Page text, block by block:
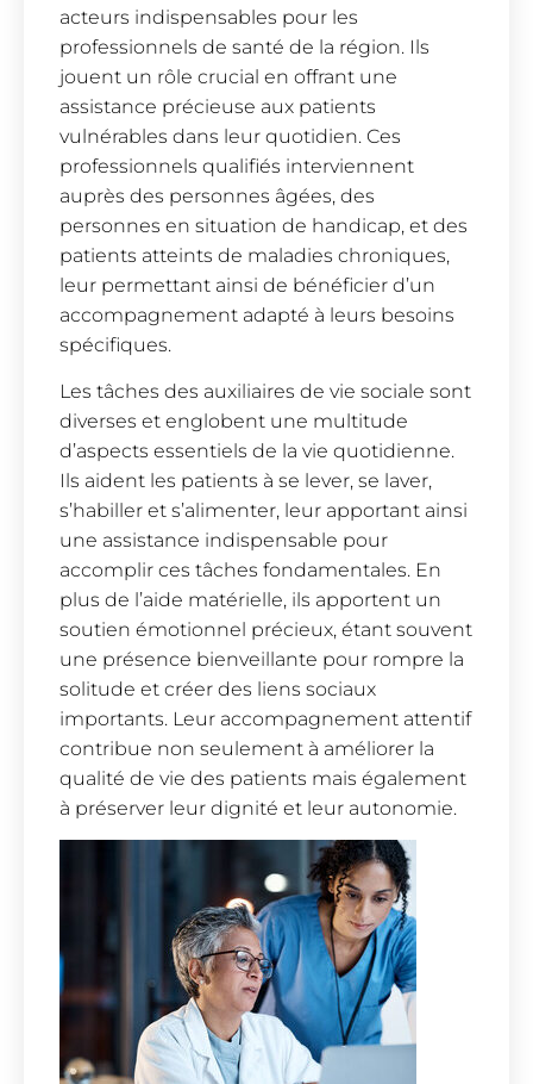
acteurs indispensables pour les
professionnels de santé de la région. Ils
jouent un rôle crucial en offrant une
assistance précieuse aux patients
vulnérables dans leur quotidien. Ces
professionnels qualifiés interviennent
auprès des personnes âgées, des
personnes en situation de handicap, et des
patients atteints de maladies chroniques,
leur permettant ainsi de bénéficier d’un
accompagnement adapté à leurs besoins
spécifiques.
Les tâches des auxiliaires de vie sociale sont
diverses et englobent une multitude
d’aspects essentiels de la vie quotidienne.
Ils aident les patients à se lever, se laver,
s’habiller et s’alimenter, leur apportant ainsi
une assistance indispensable pour
accomplir ces tâches fondamentales. En
plus de l’aide matérielle, ils apportent un
soutien émotionnel précieux, étant souvent
une présence bienveillante pour rompre la
solitude et créer des liens sociaux
importants. Leur accompagnement attentif
contribue non seulement à améliorer la
qualité de vie des patients mais également
à préserver leur dignité et leur autonomie.